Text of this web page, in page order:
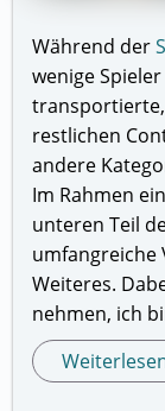
Während der
wenige
restlichen
andere
Im Rahmen
unteren Teil
umfangreiche
Weiteres.
nehmen, ich